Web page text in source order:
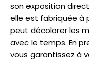
son exposition
elle est fabriquée à
peut décolorer les
avec le temps. En
vous garantissez à